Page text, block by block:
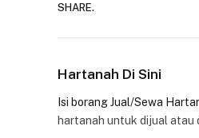
SHARE.
Hartanah Di Sini
Isi borang Jual/Sewa
hartanah untuk dijual atau